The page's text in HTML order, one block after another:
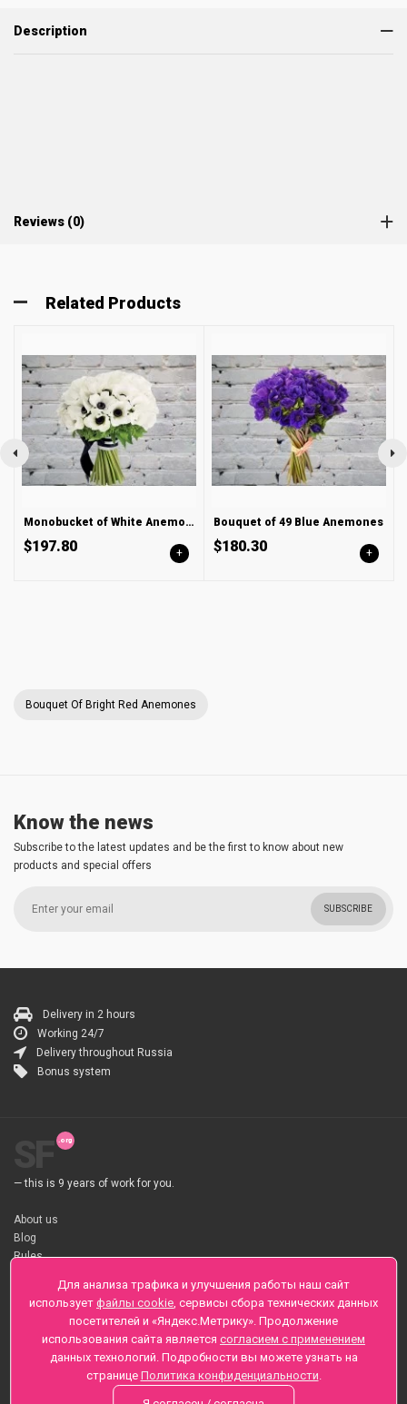
Description
Reviews (0)
Related Products
Monobucket of White Anemones
$197.80 +
Bouquet of 49 Blue Anemones
$180.30 +
Bouquet Of Bright Red Anemones
Know the news
Subscribe to the latest updates and be the first to know about new
products and special offers
SUBSCRIBE
Delivery in 2 hours
Working 24/7
Delivery throughout Russia
Bonus system
— this is 9 years of work for you.
About us
Blog
Rules
About flower Delivery
Payment
Telegramm
Sankt-Peterburg, Zaozernaya 6
+7 (812) 425-01-16
Questions? Call 24 hours
Для анализа трафика и улучшения работы наш сайт
использует файлы cookie, сервисы сбора технических данных
посетителей и «Яндекс.Метрику». Продолжение
использования сайта является согласием с применением
данных технологий. Подробности вы можете узнать на
странице Политика конфиденциальности.